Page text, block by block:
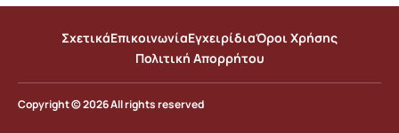
ΣχετικάΕπικοινωνίαΕγχειρίδιαΌροι Χρήσης
Πολιτική Απορρήτου
Copyright © 2026 All rights reserved